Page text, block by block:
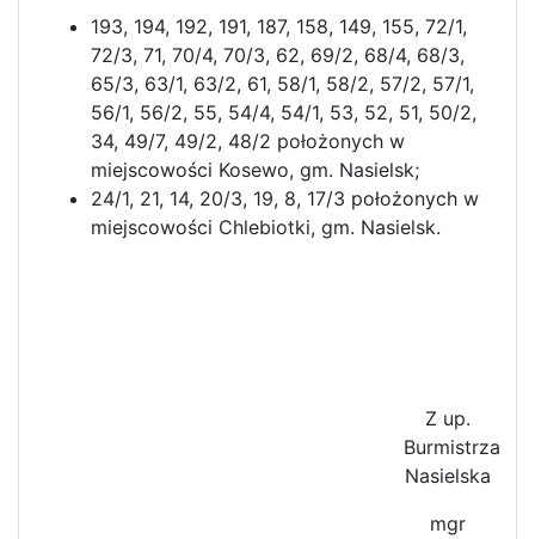
193, 194, 192, 191, 187, 158, 149, 155, 72/1,
72/3, 71, 70/4, 70/3, 62, 69/2, 68/4, 68/3,
65/3, 63/1, 63/2, 61, 58/1, 58/2, 57/2, 57/1,
56/1, 56/2, 55, 54/4, 54/1, 53, 52, 51, 50/2,
34, 49/7, 49/2, 48/2 położonych w
miejscowości Kosewo, gm. Nasielsk;
24/1, 21, 14, 20/3, 19, 8, 17/3 położonych w
miejscowości Chlebiotki, gm. Nasielsk.
Z up.
Burmistrza
Nasielska
mgr